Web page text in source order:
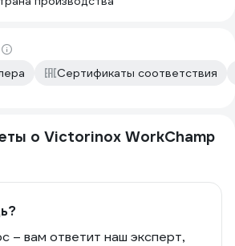
Сертификаты соответствия
о Victorinox WorkChamp
– вам ответит наш эксперт,